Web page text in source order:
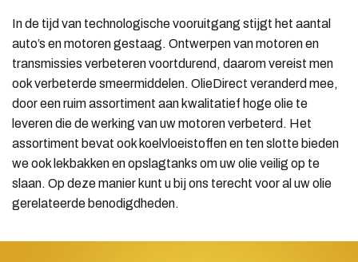
In de tijd van technologische vooruitgang stijgt het aantal
auto’s en motoren gestaag. Ontwerpen van motoren en
transmissies verbeteren voortdurend, daarom vereist men
ook verbeterde smeermiddelen. OlieDirect veranderd mee,
door een ruim assortiment aan kwalitatief hoge olie te
leveren die de werking van uw motoren verbeterd. Het
assortiment bevat ook koelvloeistoffen en ten slotte bieden
we ook lekbakken en opslagtanks om uw olie veilig op te
slaan. Op deze manier kunt u bij ons terecht voor al uw olie
gerelateerde benodigdheden.